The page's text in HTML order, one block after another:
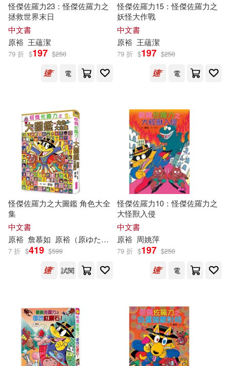
怪傑佐羅力23：怪傑佐羅力之
拯救世界末日
中文書
原裕 王蘊潔
79 折 $197 $250
電
怪傑佐羅力15：怪傑佐羅力之
妖怪大作戰
中文書
原裕 王蘊潔
79 折 $197 $250
電
怪傑佐羅力之大圖鑑 角色大全
集
中文書
原裕 詹慕如 原裕 （原ゆたか）
7 折 $419 $599
試閱
怪傑佐羅力10：怪傑佐羅力之
大怪獸入侵
中文書
原裕 周姚萍
79 折 $197 $250
電